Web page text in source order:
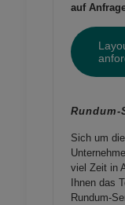
auf
Rundum-
Sich um
viel Zeit in
Ihnen das
Rundum-